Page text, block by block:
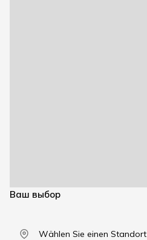
Ваш выбор
Wählen Sie einen Standort